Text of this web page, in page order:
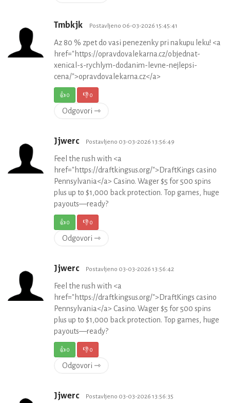
Tmbkjk Postavljeno 06-03-2026 15:45:41
Az 80 % zpet do vasi penezenky pri nakupu leku! <a
href="https://opravdovalekarna.cz/objednat-
xenical-s-rychlym-dodanim-levne-nejlepsi-
cena/">opravdovalekarna.cz</a>
👍0 👎0
Odgovori ⇾
Jjwerc Postavljeno 03-03-2026 13:56:49
Feel the rush with <a
href="https://draftkingsus.org/">DraftKings casino
Pennsylvania</a> Casino. Wager $5 for 500 spins
plus up to $1,000 back protection. Top games, huge
payouts—ready?
👍0 👎0
Odgovori ⇾
Jjwerc Postavljeno 03-03-2026 13:56:42
Feel the rush with <a
href="https://draftkingsus.org/">DraftKings casino
Pennsylvania</a> Casino. Wager $5 for 500 spins
plus up to $1,000 back protection. Top games, huge
payouts—ready?
👍0 👎0
Odgovori ⇾
Jjwerc Postavljeno 03-03-2026 13:56:35